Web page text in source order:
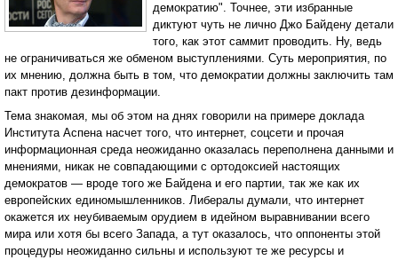
демократию". Точнее, эти избранные
диктуют чуть не лично Джо Байдену детали
того, как этот саммит проводить. Ну, ведь
не ограничиваться же обменом выступлениями. Суть мероприятия, по
их мнению, должна быть в том, что демократии должны заключить там
пакт против дезинформации.
Тема знакомая, мы об этом на днях говорили на примере доклада
Института Аспена насчет того, что интернет, соцсети и прочая
информационная среда неожиданно оказалась переполнена данными и
мнениями, никак не совпадающими с ортодоксией настоящих
демократов — вроде того же Байдена и его партии, так же как их
европейских единомышленников. Либералы думали, что интернет
окажется их неубиваемым орудием в идейном выравнивании всего
мира или хотя бы всего Запада, а тут оказалось, что оппоненты этой
процедуры неожиданно сильны и используют те же ресурсы и